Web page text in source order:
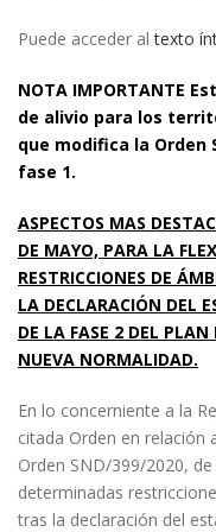
Puede acceder altexto
NOTA IMPORTANTE
de alivio para los
que modifica la Orden
fase 1.
ASPECTOS MAS
DE MAYO, PARA LA
RESTRICCIONES DE
LA DECLARACIÓN DEL
DE LA FASE 2 DEL
NUEVA NORMALIDAD.
En lo concerniente a la
citada Orden en relación
Orden SND/399/2020,
determinadas
tras la declaración del